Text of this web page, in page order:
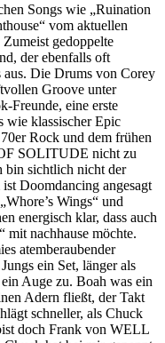
Songs wie „Ruination
vom aktuellen
gedoppelte
der ebenfalls oft
aus. Die Drums von Corey
Groove unter
Freunde, eine erste
wie klassischer Epic
Rock und dem frühen
SOLITUDE nicht zu
bin sichtlich nicht der
Doomdancing angesagt
Wings“ und
energisch klar, dass auch
mit nachhause möchte.
atemberaubender
ein Set, länger als
Auge zu. Boah was ein
Adern fließt, der Takt
schneller, als Chuck
doch Frank von WELL